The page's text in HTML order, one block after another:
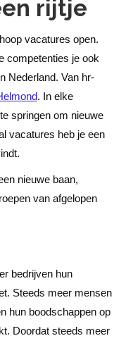
rijtje
vacatures open.
competenties je ook
Nederland. Van hr-
. In elke
springen om nieuwe
vacatures heb je een
nieuwe baan,
van afgelopen
bedrijven hun
Steeds meer mensen
hun boodschappen op
Doordat steeds meer